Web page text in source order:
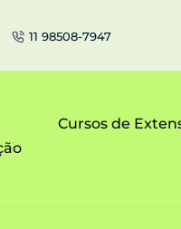
11 98508-7947
Cursos de